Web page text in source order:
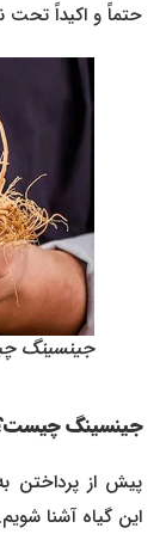
حتماً و اکیداً تحت
جینسینگ
جینسینگ چیست؟
پیش از پرداختن به
این گیاه آشنا شویم.